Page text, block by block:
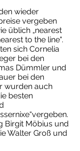
wieder
vergeben
üblich „nearest
to the line".
sich Cornelia
bei den
Dümmler und
bei den
wurden auch
besten
Birgit Möbius und
Walter Groß und